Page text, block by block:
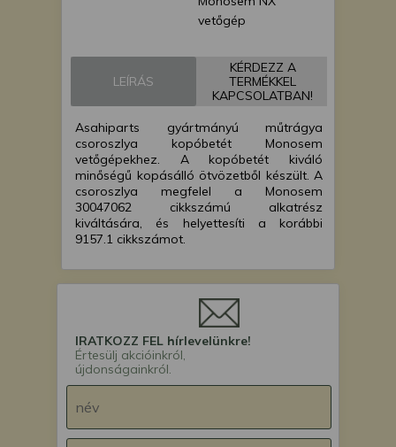
vetőgép
LEÍRÁS
KÉRDEZZ A
TERMÉKKEL
KAPCSOLATBAN!
Asahiparts gyártmányú műtrágya
csoroszlya kopóbetét Monosem
vetőgépekhez. A kopóbetét kiváló
minőségű kopásálló ötvözetből készült. A
csoroszlya megfelel a Monosem
30047062 cikkszámú alkatrész
kiváltására, és helyettesíti a korábbi
9157.1 cikkszámot.
IRATKOZZ FEL hírlevelünkre!
Értesülj akcióinkról,
újdonságainkról.